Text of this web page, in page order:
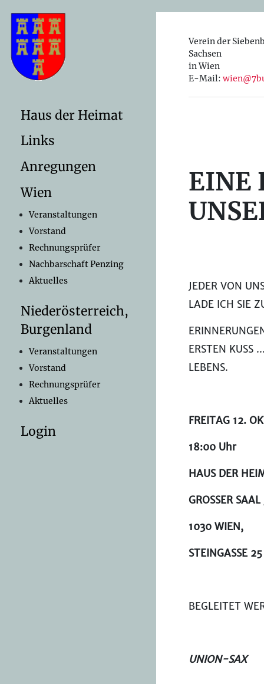
Haus der Heimat
Links
Anregungen
Wien
Veranstaltungen
Vorstand
Rechnungsprüfer
Nachbarschaft Penzing
Aktuelles
Niederösterreich,
Burgenland
Veranstaltungen
Vorstand
Rechnungsprüfer
Aktuelles
Login
Verein der
Sachsen
in Wien
E-Mail:
EINE
JEDER VON
LADE ICH SIE
ERSTEN KUSS
LEBENS.
FREITAG 12.
18:00 Uhr
HAUS DER
GROSSER
1030 WIEN,
STEINGASSE 25
BEGLEITET
UNION-SAX